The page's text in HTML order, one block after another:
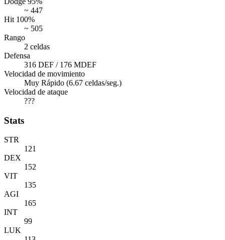
~ 447
Hit 100%
~ 505
Rango
2 celdas
Defensa
316 DEF / 176 MDEF
Velocidad de movimiento
Muy Rápido (6.67 celdas/seg.)
Velocidad de ataque
???
Stats
STR
121
DEX
152
VIT
135
AGI
165
INT
99
LUK